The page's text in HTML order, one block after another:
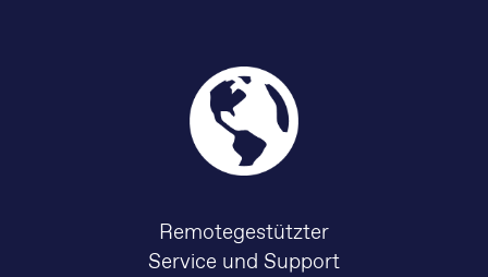
Remotegestützter
Service und Support